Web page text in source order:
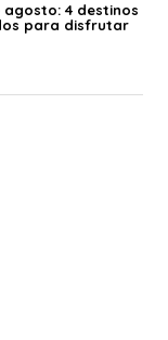
agosto: 4 destinos
para disfrutar